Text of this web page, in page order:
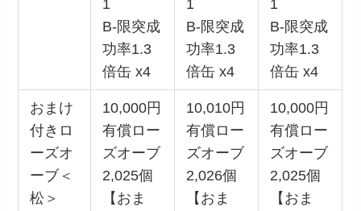
1
B-限突成
功率1.3
倍缶 x4
1
B-限突成
功率1.3
倍缶 x4
1
B-限突成
功率1.3
倍缶 x4
おまけ
付きロ
ーズオ
ーブ＜
松＞
10,000円
有償ロー
ズオーブ
2,025個
【おま
10,010円
有償ロー
ズオーブ
2,026個
【おま
10,000円
有償ロー
ズオーブ
2,025個
【おま